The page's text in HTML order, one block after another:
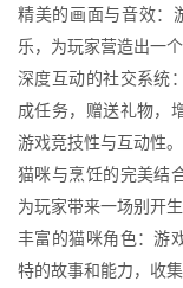
精美的画面与音效：
乐，为玩家营造出一
深度互动的社交系统
成任务，赠送礼物，
游戏竞技性与互动性。
猫咪与烹饪的完美结
为玩家带来一场别开
丰富的猫咪角色：游
特的故事和能力，收